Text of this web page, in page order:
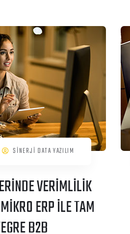
SİNERJİ DATA YAZILIM
VERİMLİLİK
ERP İLE TAM
B2B